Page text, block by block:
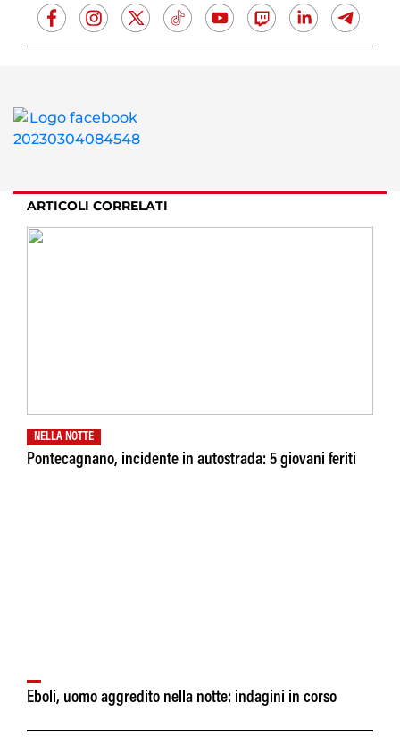
ARTICOLI CORRELATI
NELLA NOTTE
Pontecagnano, incidente in autostrada: 5 giovani feriti
Eboli, uomo aggredito nella notte: indagini in corso